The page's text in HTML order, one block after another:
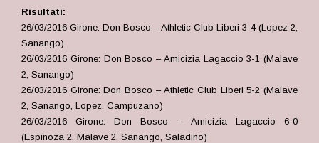
Risultati:
26/03/2016 Girone: Don Bosco – Athletic Club Liberi 3-4 (Lopez 2,
Sanango)
26/03/2016 Girone: Don Bosco – Amicizia Lagaccio 3-1 (Malave
2, Sanango)
26/03/2016 Girone: Don Bosco – Athletic Club Liberi 5-2 (Malave
2, Sanango, Lopez, Campuzano)
26/03/2016 Girone: Don Bosco – Amicizia Lagaccio 6-0
(Espinoza 2, Malave 2, Sanango, Saladino)